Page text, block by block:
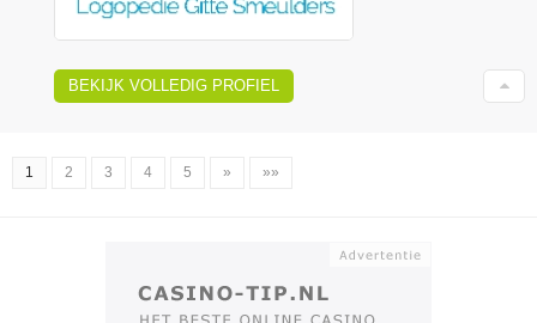
BEKIJK VOLLEDIG PROFIEL
1 2 3 4 5 » »»